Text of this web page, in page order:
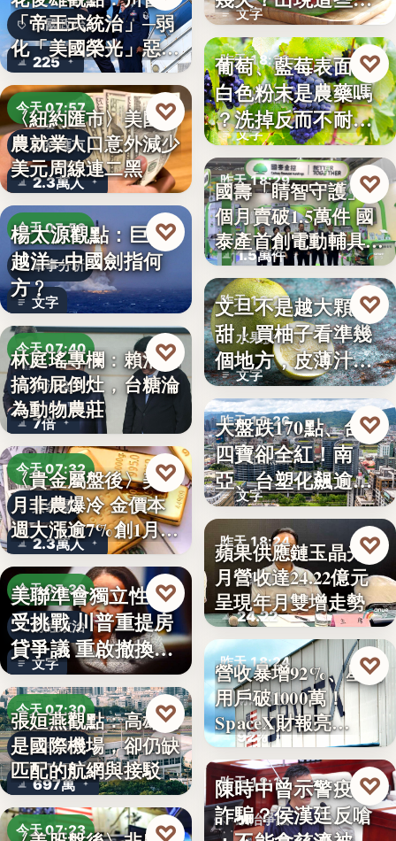
美國政治
225
「帝王式統治」─弱
化「美國榮光」惡化
「民…
今天 07:57
財經匯市
2.3萬人
〈紐約匯市〉美國非
農就業人口意外減少
美元周線連二黑
♡
今天 07:50
軍事分析
文字
楊太源觀點：巨浪
越洋─中國劍指何
方﹖
♡
今天 07:40
政治食安
7倍
林庭瑤專欄：賴清德
搞狗屁倒灶，台糖淪
為動物農莊
♡
今天 07:32
貴金屬
2.3萬人
〈貴金屬盤後〉美7
月非農爆冷 金價本
週大漲逾7%創1月
來…
♡
今天 07:30
財經政治
文字
美聯準會獨立性再
受挑戰 川普重提房
貸爭議 重啟撤換庫
克程…
♡
今天 07:30
航空政策
697萬
張姮燕觀點：高雄已
是國際機場，卻仍缺
匹配的航網與接駁
♡
今天 07:23 ♡
文字
況別再吃
昨天 18:29
食物知識
文字
葡萄、藍莓表面的
白色粉末是農藥嗎
？洗掉反而不耐
放，「白霜…
♡
昨天 18:29
高齡金融
1.5萬件
國壽「睛智守護」3
個月賣破1.5萬件 國
泰產首創電動輔具…
♡
昨天 18:27
水果挑選
文字
文旦不是越大顆越
甜！買柚子看準幾
個地方，皮薄汁多
不踩雷
♡
昨天 18:26
台股焦點
文字
大盤跌170點、台塑
四寶卻全紅！南
亞、台塑化飆逾
5%，背…
♡
昨天 18:24
財經焦點
24.22
蘋果供應鏈玉晶光7
月營收達24.22億元
呈現年月雙增走勢
♡
昨天 18:24
財經科技
92%
營收暴增92%、星鏈
用戶破1000萬！
SpaceX財報亮…
♡
昨天 18:17
政治爭議
陳時中曾示警疫苗
詐騙？侯漢廷反嗆
♡